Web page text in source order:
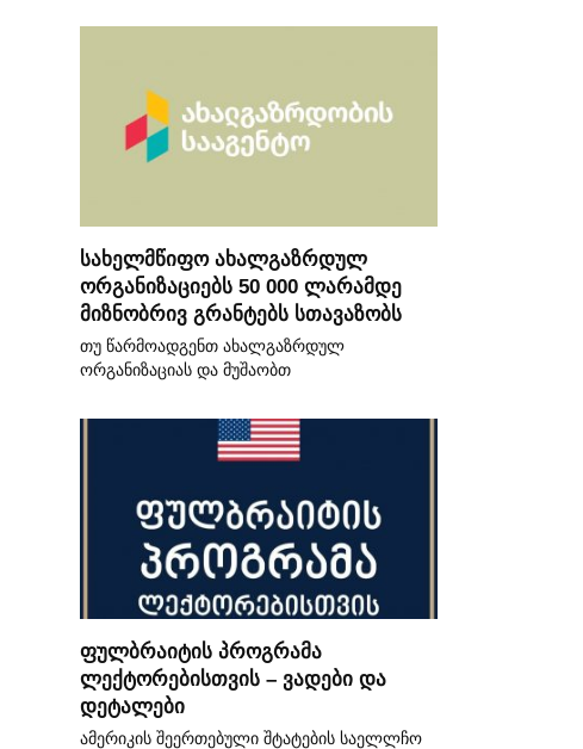
სახელმწიფო ახალგაზრდულ
ორგანიზაციებს 50 000 ლარამდე
მიზნობრივ გრანტებს სთავაზობს
თუ წარმოადგენთ ახალგაზრდულ
ორგანიზაციას და მუშაობთ
ფულბრაიტის პროგრამა
ლექტორებისთვის – ვადები და
დეტალები
ამერიკის შეერთებული შტატების საელლჩო